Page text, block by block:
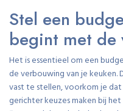
Stel een
begint met de
Het is essentieel om een
de verbouwing van je
vast te stellen, voorkom je
gerichter keuzes maken bij